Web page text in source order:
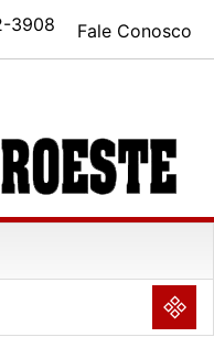
Fale Conosco
3908
NULL